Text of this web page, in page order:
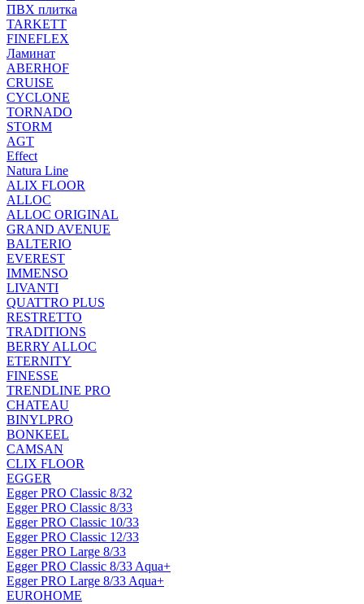
ПВХ плитка
TARKETT
FINEFLEX
Ламинат
ABERHOF
CRUISE
CYCLONE
TORNADO
STORM
AGT
Effect
Natura Line
ALIX FLOOR
ALLOC
ALLOC ORIGINAL
GRAND AVENUE
BALTERIO
EVEREST
IMMENSO
LIVANTI
QUATTRO PLUS
RESTRETTO
TRADITIONS
BERRY ALLOC
ETERNITY
FINESSE
TRENDLINE PRO
CHATEAU
BINYLPRO
BONKEEL
CAMSAN
CLIX FLOOR
EGGER
Egger PRO Classic 8/32
Egger PRO Classic 8/33
Egger PRO Classic 10/33
Egger PRO Classic 12/33
Egger PRO Large 8/33
Egger PRO Classic 8/33 Aqua+
Egger PRO Large 8/33 Aqua+
EUROHOME